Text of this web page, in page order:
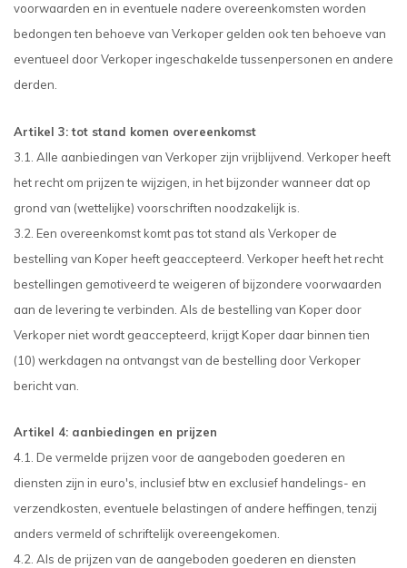
voorwaarden en in eventuele nadere overeenkomsten worden
bedongen ten behoeve van Verkoper gelden ook ten behoeve van
eventueel door Verkoper ingeschakelde tussenpersonen en andere
derden.
Artikel 3: tot stand komen overeenkomst
3.1. Alle aanbiedingen van Verkoper zijn vrijblijvend. Verkoper heeft
het recht om prijzen te wijzigen, in het bijzonder wanneer dat op
grond van (wettelijke) voorschriften noodzakelijk is.
3.2. Een overeenkomst komt pas tot stand als Verkoper de
bestelling van Koper heeft geaccepteerd. Verkoper heeft het recht
bestellingen gemotiveerd te weigeren of bijzondere voorwaarden
aan de levering te verbinden. Als de bestelling van Koper door
Verkoper niet wordt geaccepteerd, krijgt Koper daar binnen tien
(10) werkdagen na ontvangst van de bestelling door Verkoper
bericht van.
Artikel 4: aanbiedingen en prijzen
4.1. De vermelde prijzen voor de aangeboden goederen en
diensten zijn in euro's, inclusief btw en exclusief handelings- en
verzendkosten, eventuele belastingen of andere heffingen, tenzij
anders vermeld of schriftelijk overeengekomen.
4.2. Als de prijzen van de aangeboden goederen en diensten